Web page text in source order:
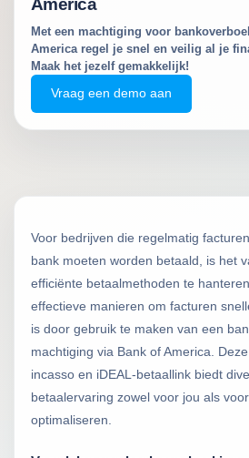
America
Met een machtiging voor
America regel je snel en veilig al je
Maak het jezelf gemakkelijk!
Vraag een demo aan
Voor bedrijven die regelmatig
bank moeten worden betaald, is het
efficiënte betaalmethoden te
effectieve manieren om facturen
is door gebruik te maken van een
machtiging via Bank of America.
incasso en iDEAL-betaallink biedt
betaalervaring zowel voor jou als
optimaliseren.